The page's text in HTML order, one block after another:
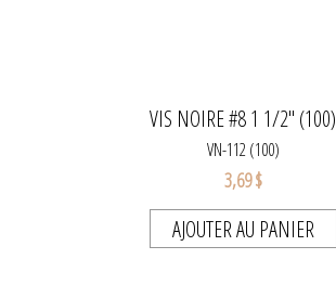
VIS NOIRE #8 1 1/2" (100)
VN-112 (100)
3,69 $
AJOUTER AU PANIER